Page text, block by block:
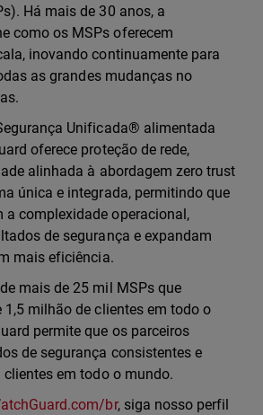
Há mais de 30 anos, a
como os MSPs oferecem
inovando continuamente para
as grandes mudanças no
Unificada® alimentada
oferece proteção de rede,
alinhada à abordagem zero trust
única e integrada, permitindo que
a complexidade operacional,
de segurança e expandam
mais eficiência.
mais de 25 mil MSPs que
1,5 milhão de clientes em todo o
permite que os parceiros
de segurança consistentes e
clientes em todo o mundo.
br, siga nosso perfil